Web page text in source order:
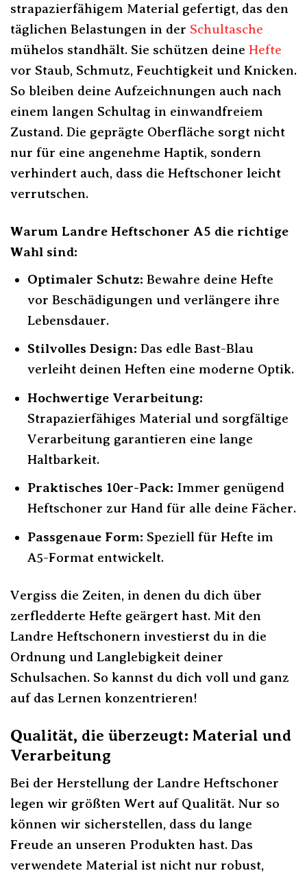
strapazierfähigem Material gefertigt, das den
täglichen Belastungen in der Schultasche
mühelos standhält. Sie schützen deine Hefte
vor Staub, Schmutz, Feuchtigkeit und Knicken.
So bleiben deine Aufzeichnungen auch nach
einem langen Schultag in einwandfreiem
Zustand. Die geprägte Oberfläche sorgt nicht
nur für eine angenehme Haptik, sondern
verhindert auch, dass die Heftschoner leicht
verrutschen.
Warum Landre Heftschoner A5 die richtige
Wahl sind:
Optimaler Schutz: Bewahre deine Hefte
vor Beschädigungen und verlängere ihre
Lebensdauer.
Stilvolles Design: Das edle Bast-Blau
verleiht deinen Heften eine moderne Optik.
Hochwertige Verarbeitung:
Strapazierfähiges Material und sorgfältige
Verarbeitung garantieren eine lange
Haltbarkeit.
Praktisches 10er-Pack: Immer genügend
Heftschoner zur Hand für alle deine Fächer.
Passgenaue Form: Speziell für Hefte im
A5-Format entwickelt.
Vergiss die Zeiten, in denen du dich über
zerfledderte Hefte geärgert hast. Mit den
Landre Heftschonern investierst du in die
Ordnung und Langlebigkeit deiner
Schulsachen. So kannst du dich voll und ganz
auf das Lernen konzentrieren!
Qualität, die überzeugt: Material und
Verarbeitung
Bei der Herstellung der Landre Heftschoner
legen wir größten Wert auf Qualität. Nur so
können wir sicherstellen, dass du lange
Freude an unseren Produkten hast. Das
verwendete Material ist nicht nur robust,